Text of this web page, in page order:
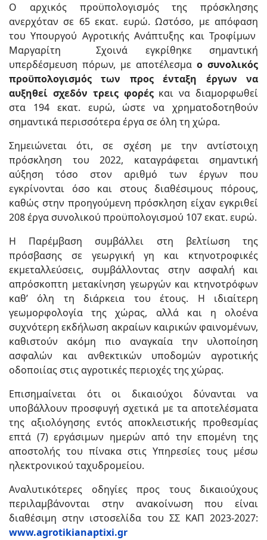
Ο αρχικός προϋπολογισμός της πρόσκλησης
ανερχόταν σε 65 εκατ. ευρώ. Ωστόσο, με απόφαση
του Υπουργού Αγροτικής Ανάπτυξης και Τροφίμων
Μαργαρίτη Σχοινά εγκρίθηκε σημαντική
υπερδέσμευση πόρων, με αποτέλεσμα ο συνολικός
προϋπολογισμός των προς ένταξη έργων να
αυξηθεί σχεδόν τρεις φορέςκαι να διαμορφωθεί
στα 194 εκατ. ευρώ, ώστε να χρηματοδοτηθούν
σημαντικά περισσότερα έργα σε όλη τη χώρα.
Σημειώνεται ότι, σε σχέση με την αντίστοιχη
πρόσκληση του 2022, καταγράφεται σημαντική
αύξηση τόσο στον αριθμό των έργων που
εγκρίνονται όσο και στους διαθέσιμους πόρους,
καθώς στην προηγούμενη πρόσκληση είχαν εγκριθεί
208 έργα συνολικού προϋπολογισμού 107 εκατ. ευρώ.
Η Παρέμβαση συμβάλλει στη βελτίωση της
πρόσβασης σε γεωργική γη και κτηνοτροφικές
εκμεταλλεύσεις, συμβάλλοντας στην ασφαλή και
απρόσκοπτη μετακίνηση γεωργών και κτηνοτρόφων
καθ’ όλη τη διάρκεια του έτους. Η ιδιαίτερη
γεωμορφολογία της χώρας, αλλά και η ολοένα
συχνότερη εκδήλωση ακραίων καιρικών φαινομένων,
καθιστούν ακόμη πιο αναγκαία την υλοποίηση
ασφαλών και ανθεκτικών υποδομών αγροτικής
οδοποιίας στις αγροτικές περιοχές της χώρας.
Επισημαίνεται ότι οι δικαιούχοι δύνανται να
υποβάλλουν προσφυγή σχετικά με τα αποτελέσματα
της αξιολόγησης εντός αποκλειστικής προθεσμίας
επτά (7) εργάσιμων ημερών από την επομένη της
αποστολής του πίνακα στις Υπηρεσίες τους μέσω
ηλεκτρονικού ταχυδρομείου.
Αναλυτικότερες οδηγίες προς τους δικαιούχους
περιλαμβάνονται στην ανακοίνωση που είναι
διαθέσιμη στην ιστοσελίδα του ΣΣ ΚΑΠ 2023-2027:
www.agrotikianaptixi.gr